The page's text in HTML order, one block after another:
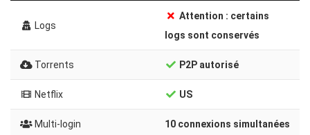
Logs
Attention : certains
logs sont conservés
Torrents P2P autorisé
Netflix US
Multi-login 10 connexions simultanées